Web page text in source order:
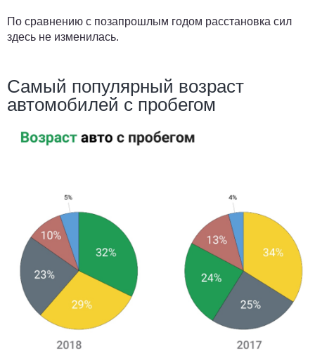
По сравнению с позапрошлым годом расстановка сил
здесь не изменилась.
Самый популярный возраст
автомобилей с пробегом